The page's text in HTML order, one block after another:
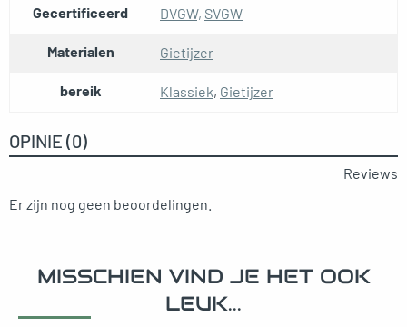
Gecertificeerd DVGW, SVGW
Materialen Gietijzer
bereik Klassiek, Gietijzer
OPINIE (0)
Reviews
Er zijn nog geen beoordelingen.
MISSCHIEN VIND JE HET OOK
LEUK...